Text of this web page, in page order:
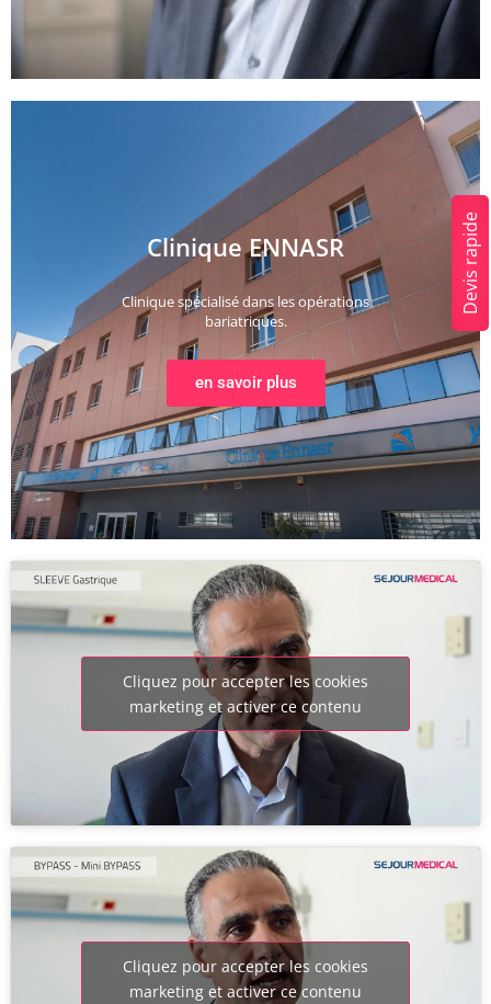
Clinique ENNASR
Clinique spécialisé dans les opérations
bariatriques.
en savoir plus
Cliquez pour accepter les cookies
marketing et activer ce contenu
Cliquez pour accepter les cookies
marketing et activer ce contenu
Devis rapide